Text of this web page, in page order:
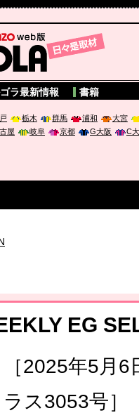
ラ最新情報 書籍
栃木 群馬 浦和
大宮
屋 岐阜 京都 G大阪
C
EG
［2025年5月
ラス3053号］